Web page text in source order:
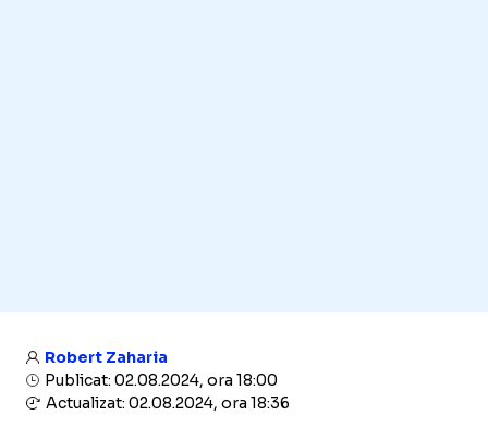
Robert Zaharia
Publicat: 02.08.2024, ora 18:00
Actualizat: 02.08.2024, ora 18:36